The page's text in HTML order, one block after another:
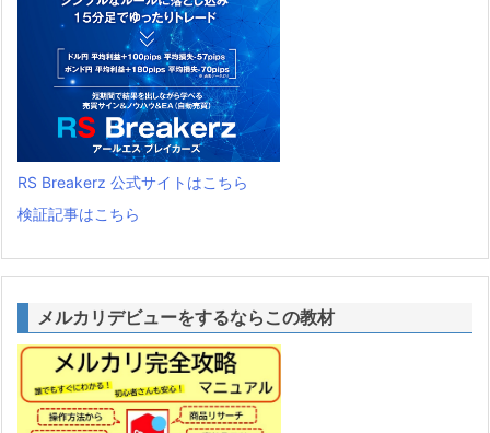
RS Breakerz 公式サイトはこちら
検証記事はこちら
メルカリデビューをするならこの教材